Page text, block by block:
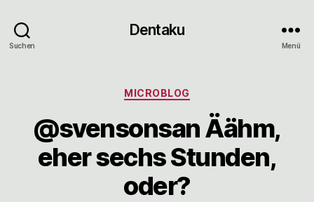
Suchen
Dentaku
Menü
Kategorien
MICROBLOG
@svensonsan Äähm,
eher sechs Stunden,
oder?